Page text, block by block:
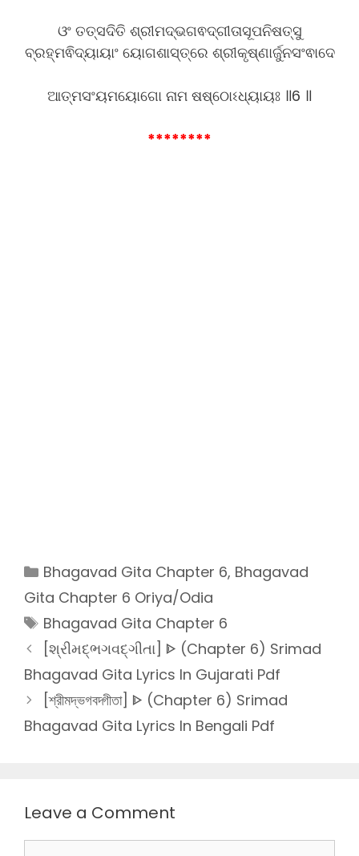
ଓଂ ତତ୍ସଦିତି ଶ୍ରୀମଦ୍ଭଗଵଦ୍ଗୀତାସୂପନିଷତ୍ସୁ
ବ୍ରହ୍ମଵିଦ୍ୟାୟାଂ ୟୋଗଶାସ୍ତ୍ରେ ଶ୍ରୀକୃଷ୍ଣାର୍ଜୁନସଂଵାଦେ
ଆତ୍ମସଂୟମୟୋଗୋ ନାମ ଷଷ୍ଠୋଽଧ୍ୟାୟଃ ॥6 ॥
********
Categories
Bhagavad Gita Chapter 6, Bhagavad
Gita Chapter 6 Oriya/Odia
Tags
Bhagavad Gita Chapter 6
[શ્રીમદ્ભગવદ્ગીતા] ᐈ (Chapter 6) Srimad
Bhagavad Gita Lyrics In Gujarati Pdf
[শ্রীমদ্ভগবদ্গীতা] ᐈ (Chapter 6) Srimad
Bhagavad Gita Lyrics In Bengali Pdf
Leave a Comment